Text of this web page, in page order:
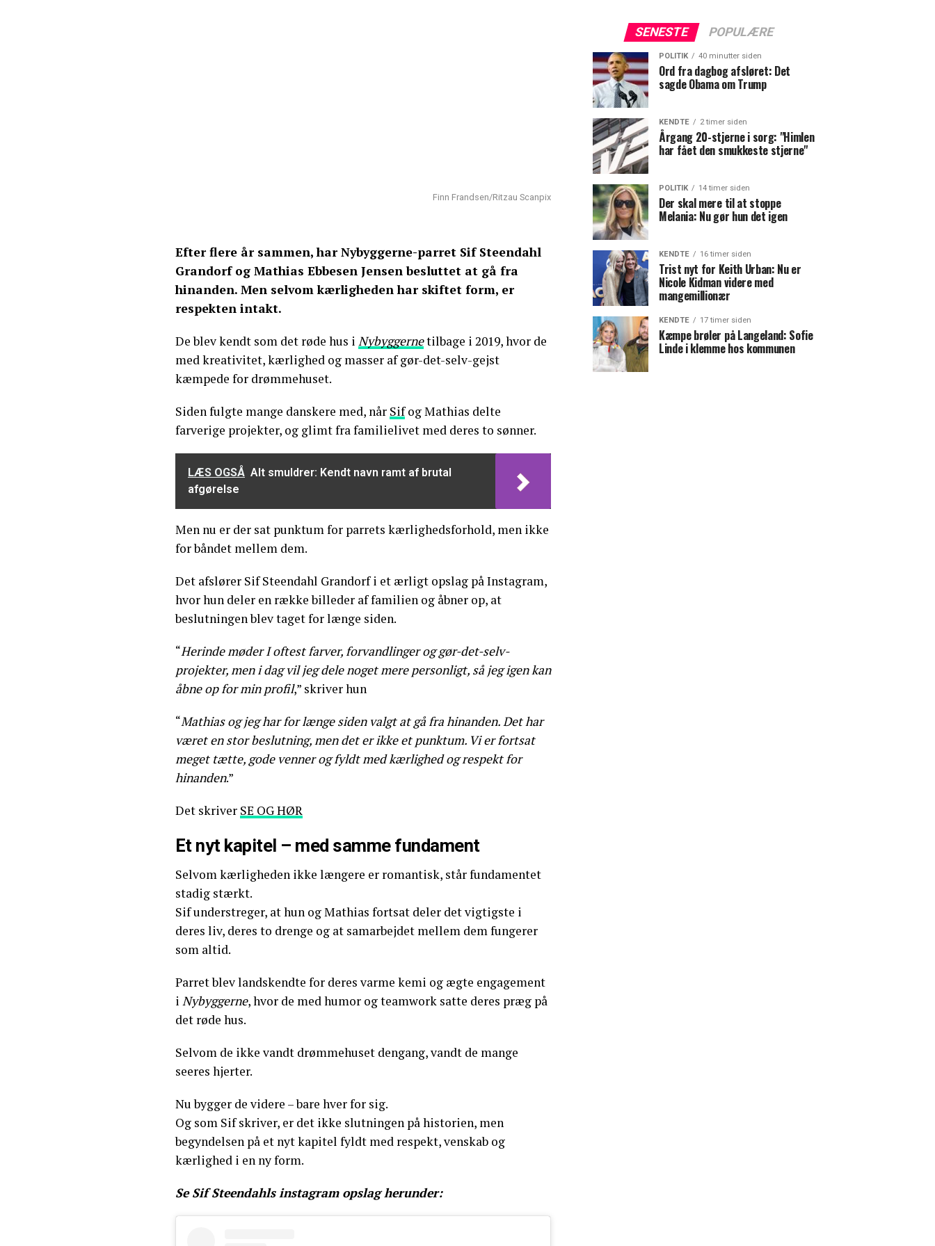
Finn Frandsen/Ritzau Scanpix
Efter flere år sammen, har Nybyggerne-parret Sif Steendahl
Grandorf og Mathias Ebbesen Jensen besluttet at gå fra
hinanden. Men selvom kærligheden har skiftet form, er
respekten intakt.
De blev kendt som det røde hus i Nybyggernetilbage i 2019, hvor de
med kreativitet, kærlighed og masser af gør-det-selv-gejst
kæmpede for drømmehuset.
Siden fulgte mange danskere med, når Sifog Mathias delte
farverige projekter, og glimt fra familielivet med deres to sønner.
LÆS OGSÅ Alt smuldrer: Kendt navn ramt af brutal
afgørelse
Men nu er der sat punktum for parrets kærlighedsforhold, men ikke
for båndet mellem dem.
Det afslører Sif Steendahl Grandorf i et ærligt opslag på Instagram,
hvor hun deler en række billeder af familien og åbner op, at
beslutningen blev taget for længe siden.
“Herinde møder I oftest farver, forvandlinger og gør-det-selv-
projekter, men i dag vil jeg dele noget mere personligt, så jeg igen kan
åbne op for min profil,” skriver hun
“Mathias og jeg har for længe siden valgt at gå fra hinanden. Det har
været en stor beslutning, men det er ikke et punktum. Vi er fortsat
meget tætte, gode venner og fyldt med kærlighed og respekt for
hinanden.”
Det skriver SE OG HØR
Et nyt kapitel – med samme fundament
Selvom kærligheden ikke længere er romantisk, står fundamentet
stadig stærkt.
Sif understreger, at hun og Mathias fortsat deler det vigtigste i
deres liv, deres to drenge og at samarbejdet mellem dem fungerer
som altid.
Parret blev landskendte for deres varme kemi og ægte engagement
i Nybyggerne, hvor de med humor og teamwork satte deres præg på
det røde hus.
Selvom de ikke vandt drømmehuset dengang, vandt de mange
seeres hjerter.
Nu bygger de videre – bare hver for sig.
Og som Sif skriver, er det ikke slutningen på historien, men
begyndelsen på et nyt kapitel fyldt med respekt, venskab og
kærlighed i en ny form.
Se Sif Steendahls instagram opslag herunder:
SENESTE POPULÆRE
POLITIK 40 minutter siden
Ord fra dagbog afsløret: Det
sagde Obama om Trump
KENDTE 2 timer siden
Årgang 20-stjerne i sorg: "Himlen
har fået den smukkeste stjerne"
POLITIK 14 timer siden
Der skal mere til at stoppe
Melania: Nu gør hun det igen
KENDTE 16 timer siden
Trist nyt for Keith Urban: Nu er
Nicole Kidman videre med
mangemillionær
KENDTE 17 timer siden
Kæmpe brøler på Langeland: Sofie
Linde i klemme hos kommunen